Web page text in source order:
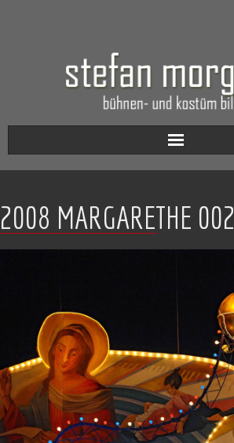
Aktuell
Werkverzeichnis
Biografie
2008 MARGARETHE 002